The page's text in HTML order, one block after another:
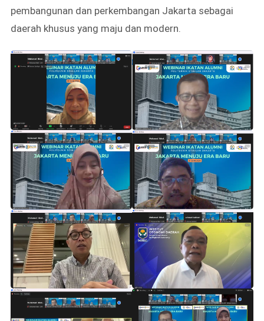
pembangunan dan perkembangan Jakarta sebagai
daerah khusus yang maju dan modern.